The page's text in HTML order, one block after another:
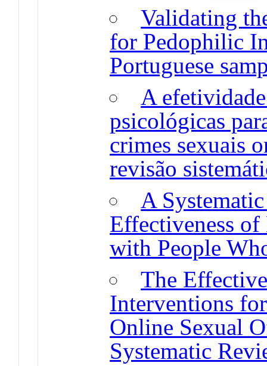
Validating
for Pedophilic
Portuguese
A
psicológicas
crimes sexuais
revisão
A
Effectiveness
with People
The
Interventions
Online Sexual
Systematic